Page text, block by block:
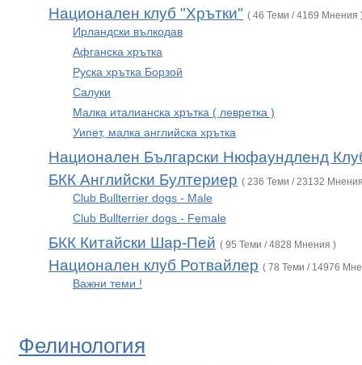
Национален клуб "Хрътки" ( 46 Теми / 4169 Мнения
Ирландски вълкодав
Афганска хрътка
Руска хрътка Борзой
Салуки
Малка италианска хрътка ( левретка )
Уипет, малка английска хрътка
Национален Български Нюфаундленд
БКК Английски Бултериер ( 236 Теми / 23132
Club Bullterrier dogs - Male
Club Bullterrier dogs - Female
БКК Китайски Шар-Пей ( 95 Теми / 4828 Мнения )
Национален клуб Ротвайлер ( 78 Теми / 14976
Важни теми !
Фелинология